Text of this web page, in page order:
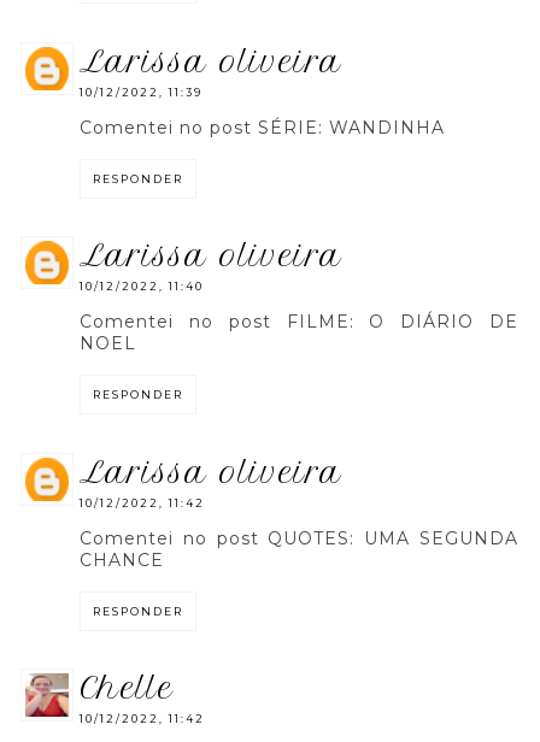
larissa oliveira
10/12/2022, 11:39
Comentei no post SÉRIE: WANDINHA
RESPONDER
larissa oliveira
10/12/2022, 11:40
Comentei no post FILME: O DIÁRIO DE
NOEL
RESPONDER
larissa oliveira
10/12/2022, 11:42
Comentei no post QUOTES: UMA SEGUNDA
CHANCE
RESPONDER
chelle
10/12/2022, 11:42